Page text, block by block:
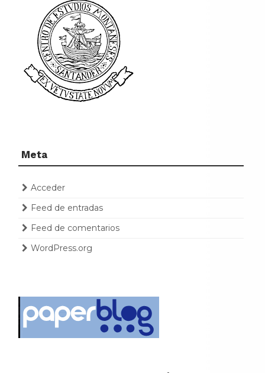
Meta
Acceder
Feed de entradas
Feed de comentarios
WordPress.org